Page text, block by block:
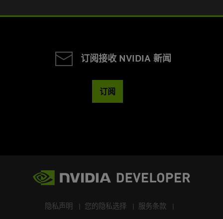
订阅接收 NVIDIA 新闻
订阅
隐私声明 您的隐私选择
服务条款